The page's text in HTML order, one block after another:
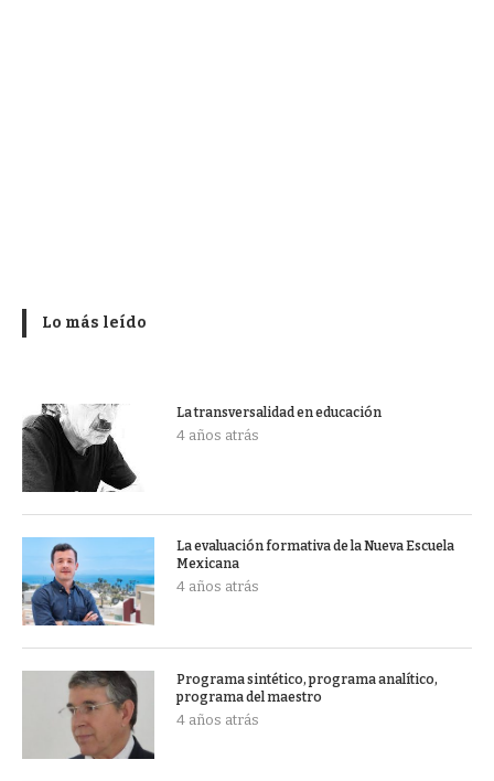
Lo más leído
La transversalidad en educación
4 años atrás
La evaluación formativa de la Nueva Escuela
Mexicana
4 años atrás
Programa sintético, programa analítico,
programa del maestro
4 años atrás